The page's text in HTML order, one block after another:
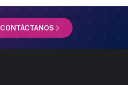
CONTÁCTANOS